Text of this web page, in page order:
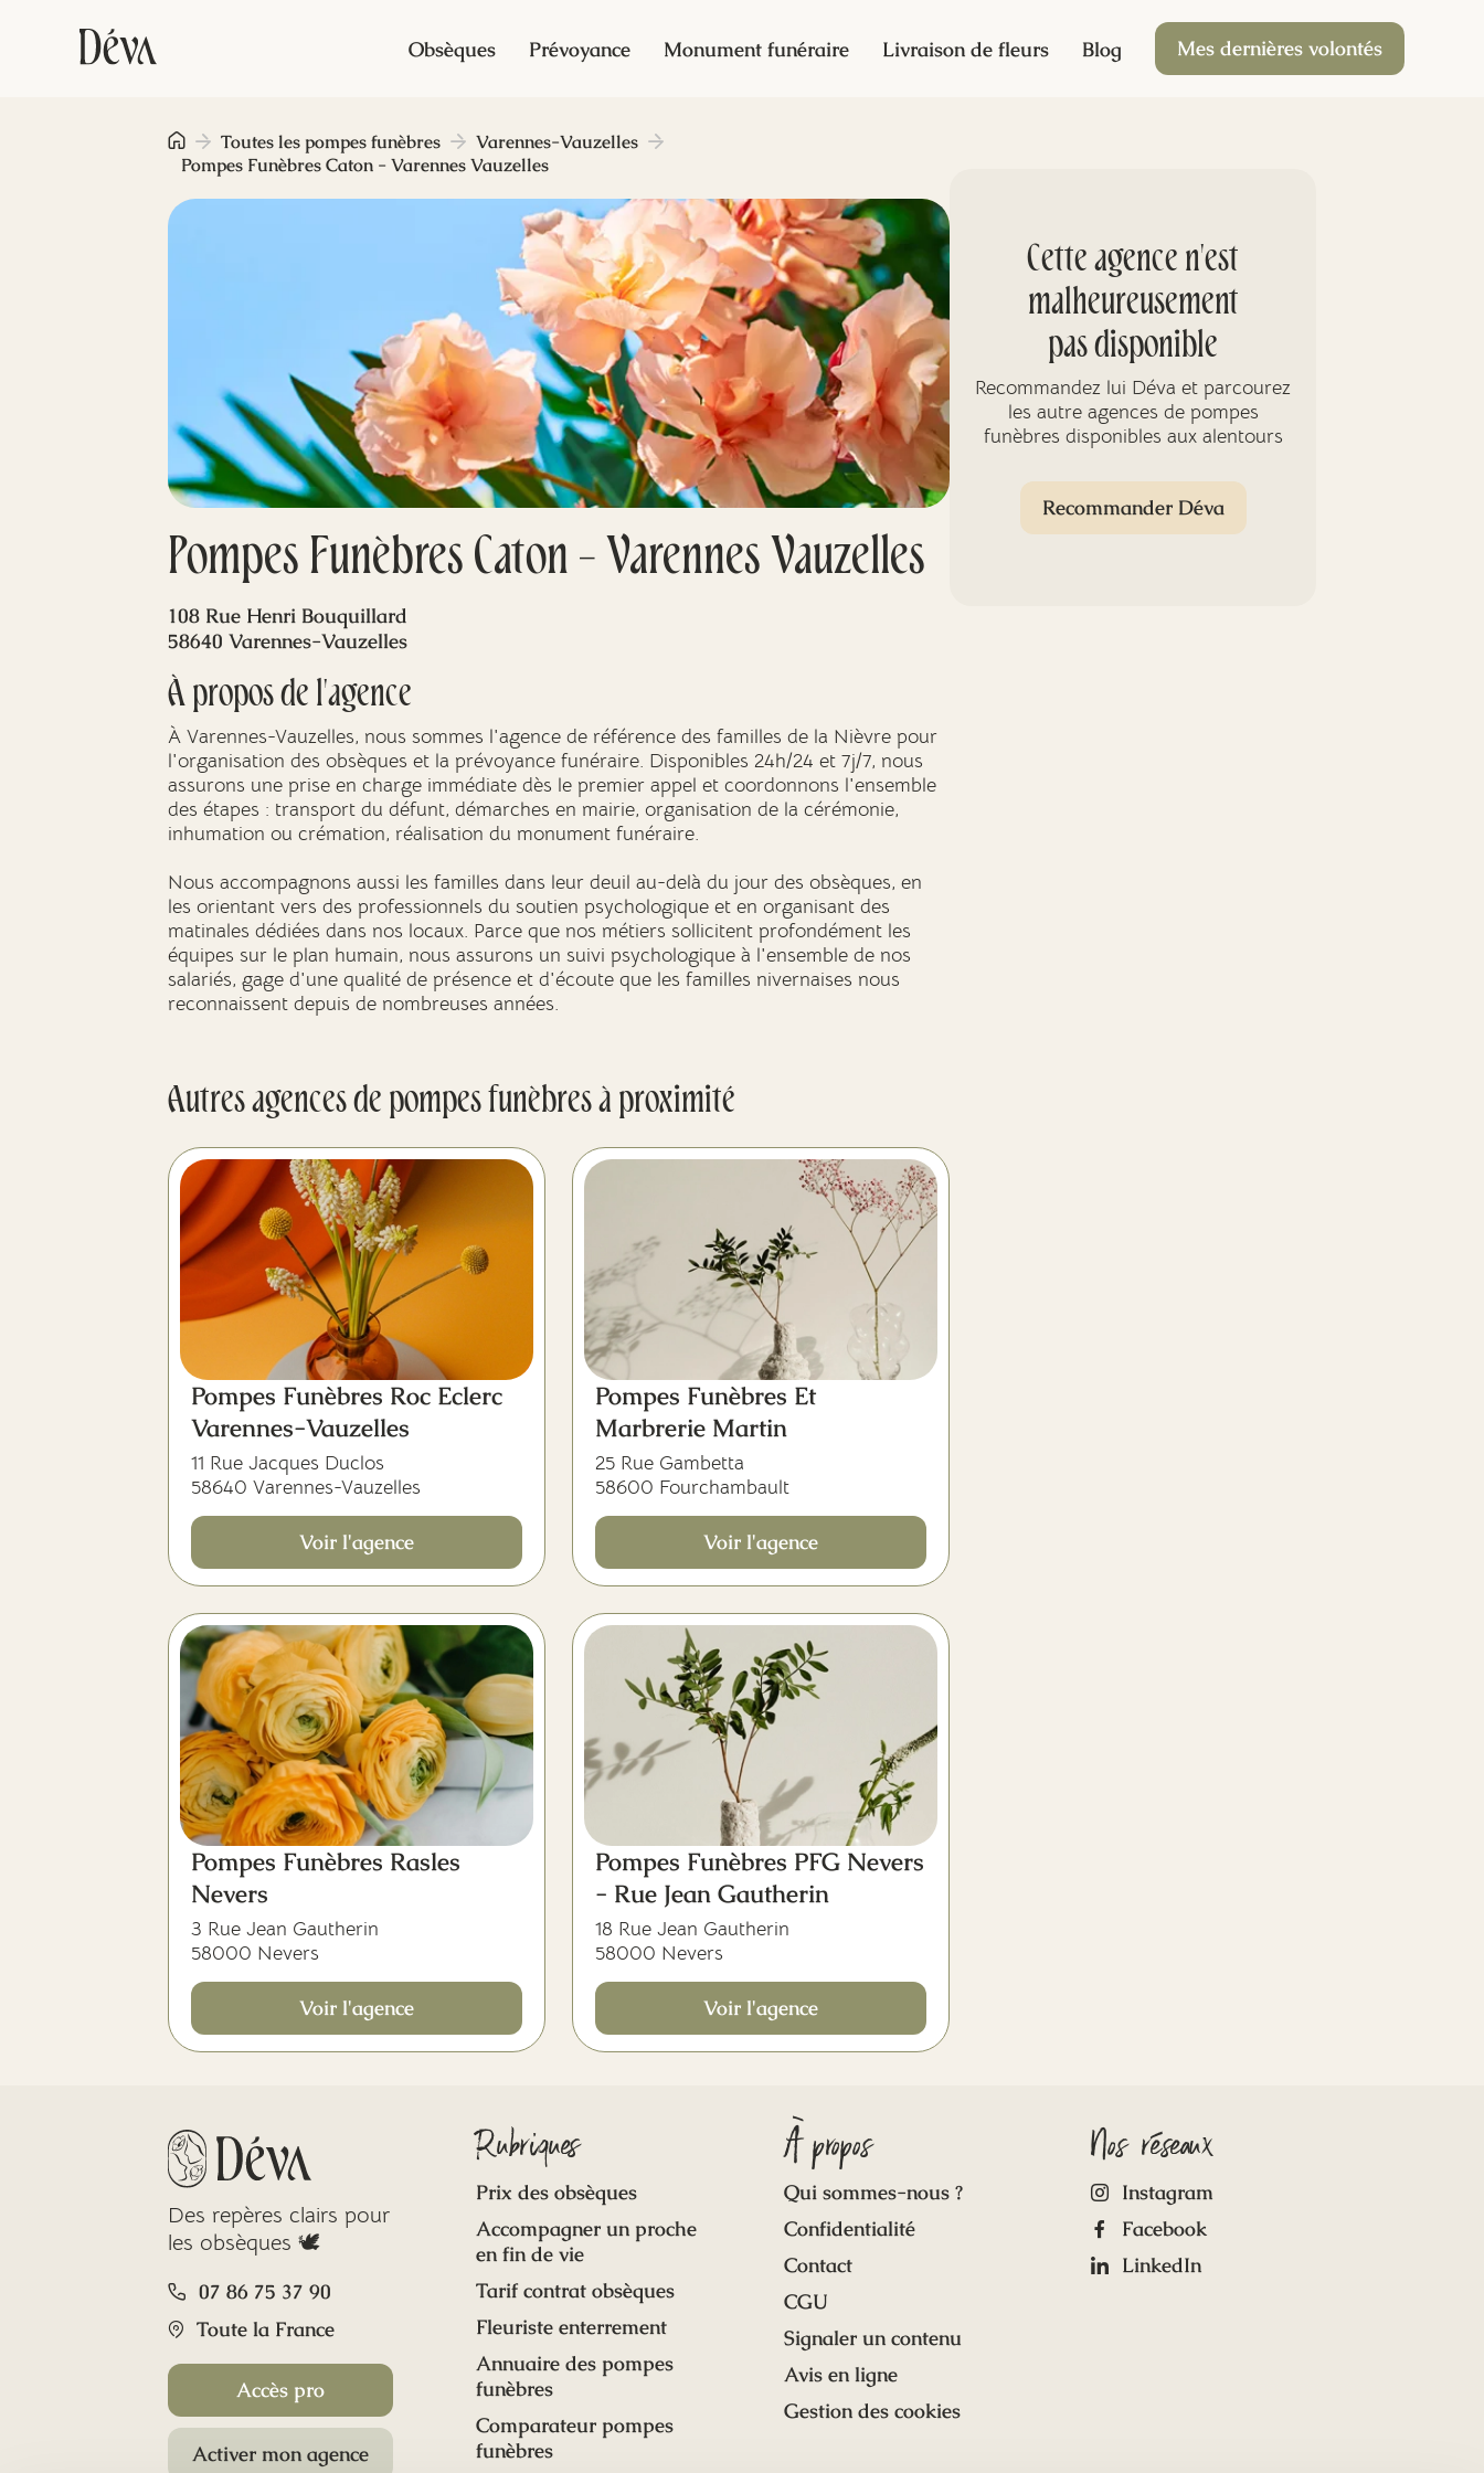
Obsèques Prévoyance Monument funéraire Livraison de fleurs Blog Mes dernières volontés
Pompes Funèbres Caton - Varennes Vauzelles
Toutes les pompes funèbres
Varennes-Vauzelles
Pompes Funèbres Caton - Varennes Vauzelles
108 Rue Henri Bouquillard
58640 Varennes-Vauzelles
À propos de l'agence
À Varennes-Vauzelles, nous sommes l'agence de référence des familles de la Nièvre pour
l'organisation des obsèques et la prévoyance funéraire. Disponibles 24h/24 et 7j/7, nous
assurons une prise en charge immédiate dès le premier appel et coordonnons l'ensemble
des étapes : transport du défunt, démarches en mairie, organisation de la cérémonie,
inhumation ou crémation, réalisation du monument funéraire.
Nous accompagnons aussi les familles dans leur deuil au-delà du jour des obsèques, en
les orientant vers des professionnels du soutien psychologique et en organisant des
matinales dédiées dans nos locaux. Parce que nos métiers sollicitent profondément les
équipes sur le plan humain, nous assurons un suivi psychologique à l'ensemble de nos
salariés, gage d'une qualité de présence et d'écoute que les familles nivernaises nous
reconnaissent depuis de nombreuses années.
Autres agences de pompes funèbres à proximité
Pompes Funèbres Roc Eclerc
Varennes-Vauzelles
11 Rue Jacques Duclos
58640 Varennes-Vauzelles
Voir l'agence
Pompes Funèbres Et
Marbrerie Martin
25 Rue Gambetta
58600 Fourchambault
Voir l'agence
Pompes Funèbres Rasles
Nevers
3 Rue Jean Gautherin
58000 Nevers
Voir l'agence
Pompes Funèbres PFG Nevers
- Rue Jean Gautherin
18 Rue Jean Gautherin
58000 Nevers
Voir l'agence
Cette agence n'est
malheureusement
pas disponible
Recommandez lui Déva et parcourez
les autre agences de pompes
funèbres disponibles aux alentours
Recommander Déva
Des repères clairs pour
les obsèques 🕊️
07 86 75 37 90
Toute la France
Accès pro
Activer mon agence
Rubriques
Prix des obsèques
Accompagner un proche
en fin de vie
Tarif contrat obsèques
Fleuriste enterrement
Annuaire des pompes
funèbres
Comparateur pompes
funèbres
À propos
Qui sommes-nous ?
Confidentialité
Contact
CGU
Signaler un contenu
Avis en ligne
Gestion des cookies
Nos réseaux
Instagram
Facebook
LinkedIn